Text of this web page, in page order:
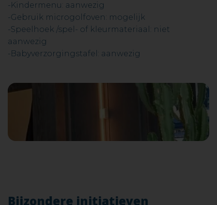
-Kindermenu: aanwezig
-Gebruik microgolfoven: mogelijk
-Speelhoek /spel- of kleurmateriaal: niet
aanwezig
-Babyverzorgingstafel: aanwezig
Bijzondere initiatieven